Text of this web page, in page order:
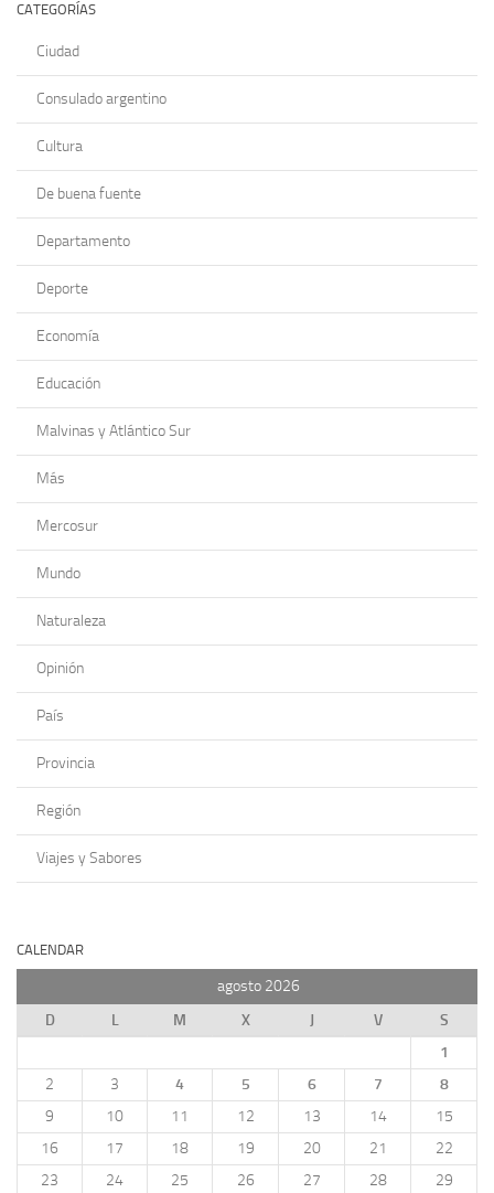
CATEGORÍAS
Ciudad
Consulado argentino
Cultura
De buena fuente
Departamento
Deporte
Economía
Educación
Malvinas y Atlántico Sur
Más
Mercosur
Mundo
Naturaleza
Opinión
País
Provincia
Región
Viajes y Sabores
CALENDAR
agosto 2026
D
L M X J V
S
1
2
3 4 5 6 7
8
9
10 11 12 13 14
15
16
17 18 19 20 21
22
23
24 25 26 27 28
29